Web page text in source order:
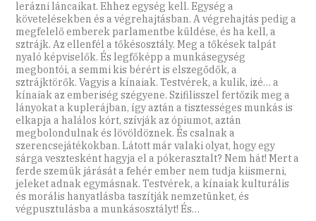
lerázni láncaikat. Ehhez egység kell. Egység a
követelésekben és a végrehajtásban. A végrehajtás pedig a
megfelelő emberek parlamentbe küldése, és ha kell, a
sztrájk. Az ellenfél a tőkésosztály. Meg a tőkések talpát
nyaló képviselők. És legfőképp a munkásegység
megbontói, a semmi kis bérért is elszegődők, a
sztrájktörők. Vagyis a kínaiak. Testvérek, a kulik, izé… a
kínaiak az emberiség szégyene. Szifilisszel fertőzik meg a
lányokat a kuplerájban, így aztán a tisztességes munkás is
elkapja a halálos kórt, szívják az ópiumot, aztán
megbolondulnak és lövöldöznek. És csalnak a
szerencsejátékokban. Látott már valaki olyat, hogy egy
sárga vesztesként hagyja el a pókerasztalt? Nem hát! Mert a
ferde szemük járását a fehér ember nem tudja kiismerni,
jeleket adnak egymásnak. Testvérek, a kínaiak kulturális
és morális hanyatlásba taszítják nemzetünket, és
végpusztulásba a munkásosztályt! És…